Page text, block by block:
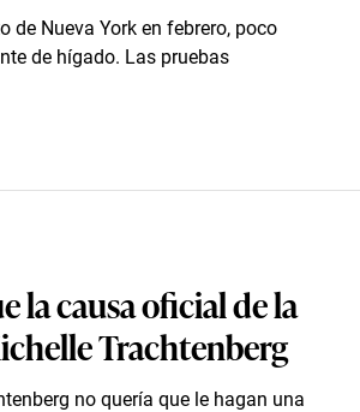
Nueva York en febrero, poco
de hígado. Las pruebas
la causa oficial de la
Trachtenberg
no quería que le hagan una